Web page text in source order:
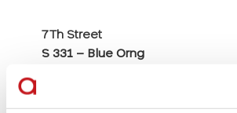
7Th Street
S 331 – Blue Orng